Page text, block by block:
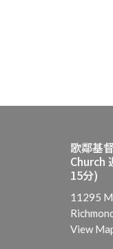
歌鄰基
Church
15分)
11295
View